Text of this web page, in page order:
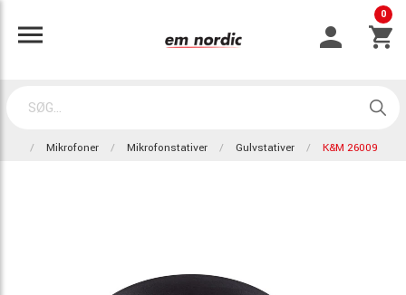
0
Mikrofoner Mikrofonstativer Gulvstativer K&M 26009